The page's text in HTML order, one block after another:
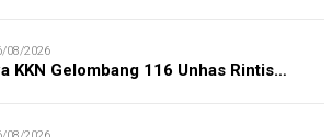
08/2026
KKN Gelombang 116 Unhas Rintis…